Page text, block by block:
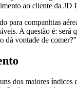
ao cliente da JD
para companhias
A questão é: será
dá vontade de comer?”
dos maiores índices